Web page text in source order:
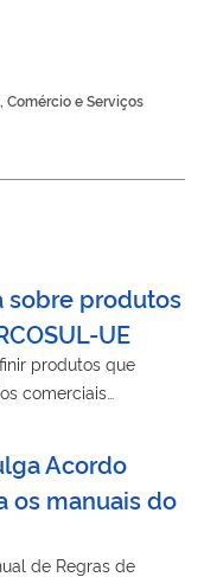
e Serviços
sobre produtos
UE
produtos que
comerciais
Acordo
os manuais do
de Regras de